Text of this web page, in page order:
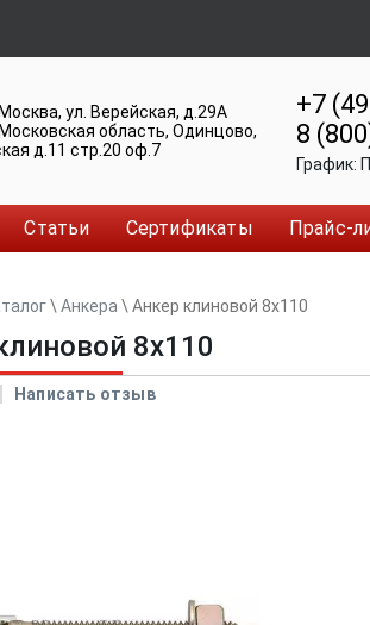
Москва, ул. Верейская, д.29А
Московская область, Одинцово,
д.11 стр.20 оф.7
+7
8
График:
Статьи Сертификаты Прайс-
\ Анкера \ Анкер клиновой 8x110
8x110
Написать отзыв